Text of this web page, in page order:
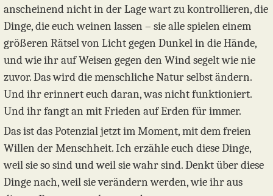
anscheinend nicht in der Lage wart zu kontrollieren, die
Dinge, die euch weinen lassen – sie alle spielen einem
größeren Rätsel von Licht gegen Dunkel in die Hände,
und wie ihr auf Weisen gegen den Wind segelt wie nie
zuvor. Das wird die menschliche Natur selbst ändern.
Und ihr erinnert euch daran, was nicht funktioniert.
Und ihr fangt an mit Frieden auf Erden für immer.
Das ist das Potenzial jetzt im Moment, mit dem freien
Willen der Menschheit. Ich erzähle euch diese Dinge,
weil sie so sind und weil sie wahr sind. Denkt über diese
Dinge nach, weil sie verändern werden, wie ihr aus